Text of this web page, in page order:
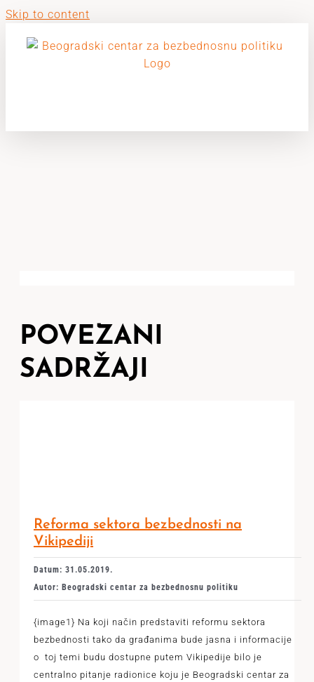
Skip to content
POVEZANI
SADRŽAJI
Reforma sektora bezbednosti na
Vikipediji
Datum: 31.05.2019.
Autor: Beogradski centar za bezbednosnu politiku
{image1} Na koji način predstaviti reformu sektora
bezbednosti tako da građanima bude jasna i informacije
o toj temi budu dostupne putem Vikipedije bilo je
centralno pitanje radionice koju je Beogradski centar za